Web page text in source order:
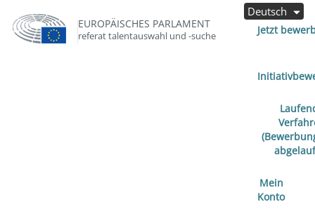
EUROPÄISCHES PARLAMENT
referat talentauswahl und -suche Jetzt
Mein
Konto
Deutsch